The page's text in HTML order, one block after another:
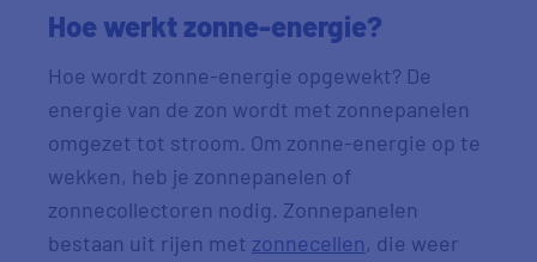
Hoe werkt zonne-energie?
Hoe wordt zonne-energie opgewekt? De
energie van de zon wordt met zonnepanelen
omgezet tot stroom. Om zonne-energie op te
wekken, heb je zonnepanelen of
zonnecollectoren nodig. Zonnepanelen
bestaan uit rijen met zonnecellen, die weer